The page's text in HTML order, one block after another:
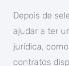
Depois de
ajudar a ter
jurídica,
contratos